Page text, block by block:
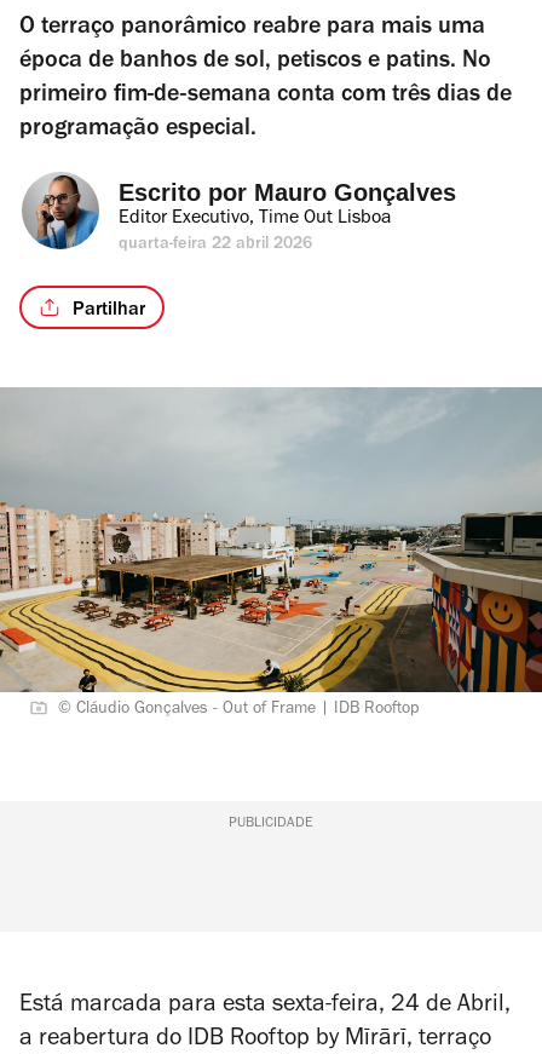
O terraço panorâmico reabre para mais uma
época de banhos de sol, petiscos e patins. No
primeiro fim-de-semana conta com três dias de
programação especial.
Escrito por Mauro Gonçalves
Editor Executivo, Time Out Lisboa
quarta-feira 22 abril 2026
Partilhar
© Cláudio Gonçalves - Out of Frame | IDB Rooftop
PUBLICIDADE
Está marcada para esta sexta-feira, 24 de Abril,
a reabertura do IDB Rooftop by Mīrārī, terraço